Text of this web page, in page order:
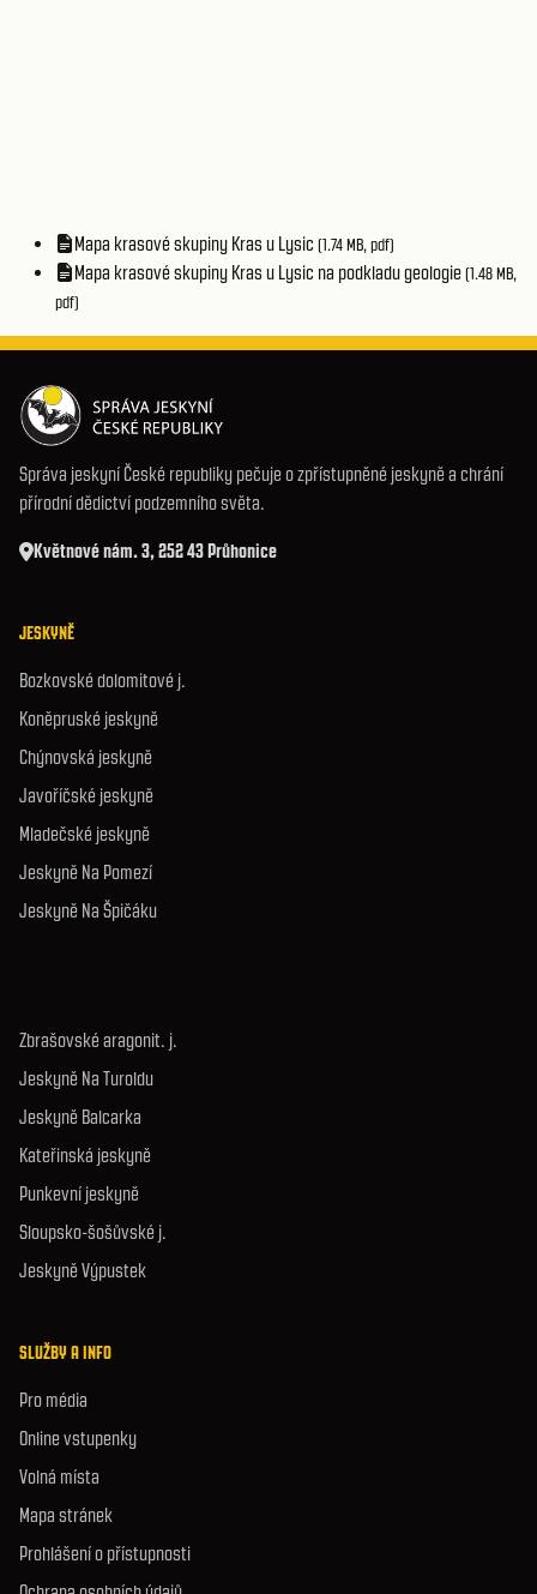
Mapa krasové skupiny Kras u Lysic (1.74 MB, pdf)
Mapa krasové skupiny Kras u Lysic na podkladu geologie(1.48 MB,
pdf)
Správa jeskyní České republiky pečuje o zpřístupněné jeskyně a chrání
přírodní dědictví podzemního světa.
Květnové nám. 3, 252 43 Průhonice
JESKYNĚ
Bozkovské dolomitové j.
Koněpruské jeskyně
Chýnovská jeskyně
Javoříčské jeskyně
Mladečské jeskyně
Jeskyně Na Pomezí
Jeskyně Na Špičáku
Zbrašovské aragonit. j.
Jeskyně Na Turoldu
Jeskyně Balcarka
Kateřinská jeskyně
Punkevní jeskyně
Sloupsko-šošůvské j.
Jeskyně Výpustek
SLUŽBY A INFO
Pro média
Online vstupenky
Volná místa
Mapa stránek
Prohlášení o přístupnosti